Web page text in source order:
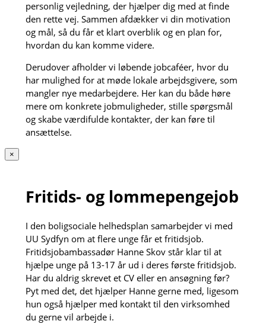
personlig vejledning, der hjælper dig med at finde
den rette vej. Sammen afdækker vi din motivation
og mål, så du får et klart overblik og en plan for,
hvordan du kan komme videre.
Derudover afholder vi løbende jobcaféer, hvor du
har mulighed for at møde lokale arbejdsgivere, som
mangler nye medarbejdere. Her kan du både høre
mere om konkrete jobmuligheder, stille spørgsmål
og skabe værdifulde kontakter, der kan føre til
ansættelse.
×
Fritids- og lommepengejob
I den boligsociale helhedsplan samarbejder vi med
UU Sydfyn om at flere unge får et fritidsjob.
Fritidsjobambassadør Hanne Skov står klar til at
hjælpe unge på 13-17 år ud i deres første fritidsjob.
Har du aldrig skrevet et CV eller en ansøgning før?
Pyt med det, det hjælper Hanne gerne med, ligesom
hun også hjælper med kontakt til den virksomhed
du gerne vil arbejde i.